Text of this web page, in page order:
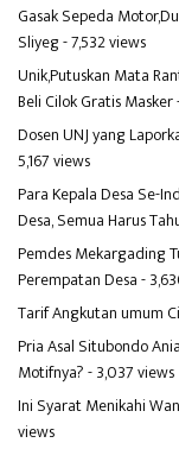
Gasak Sepeda
Sliyeg- 7,532 views
Unik,Putuskan Mata
Beli Cilok Gratis Masker
Dosen UNJ yang
5,167 views
Para Kepala Desa Se-
Desa, Semua Harus
Pemdes Mekargading
Perempatan Desa-
Tarif Angkutan umum
Pria Asal Situbondo
Motifnya?- 3,037 views
Ini Syarat Menikahi
views